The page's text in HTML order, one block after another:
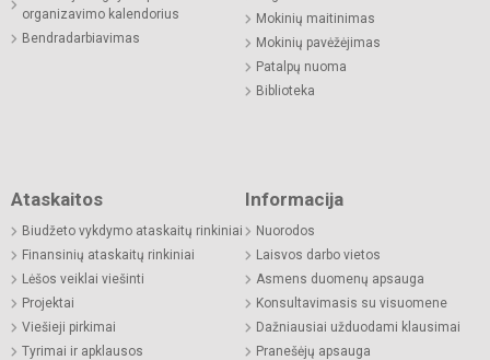
organizavimo kalendorius
Bendradarbiavimas
Mokinių maitinimas
Mokinių pavėžėjimas
Patalpų nuoma
Biblioteka
Ataskaitos
Biudžeto vykdymo ataskaitų rinkiniai
Finansinių ataskaitų rinkiniai
Lėšos veiklai viešinti
Projektai
Viešieji pirkimai
Tyrimai ir apklausos
Informacija
Nuorodos
Laisvos darbo vietos
Asmens duomenų apsauga
Konsultavimasis su visuomene
Dažniausiai užduodami klausimai
Pranešėjų apsauga